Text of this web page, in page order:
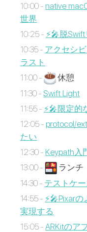
10:00 -native
世界
10:25 - ⚡️🎤脱
10:35 - アクセシ
ラスト
11:00 -
休憩
11:30 -Swift Light
11:55 - ⚡️🎤限定
12:05 -protocol/
たい
12:30 -Keypath入
13:00 -
ランチ
14:30 - テストケ
14:55 - ⚡️🎤Pixar
実現する
15:05 -ARKitのア